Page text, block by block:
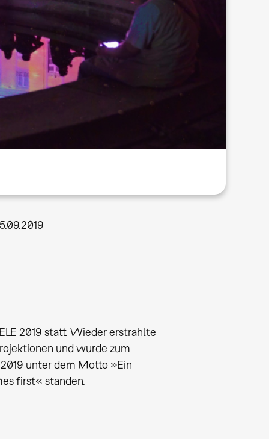
2019 statt. Wieder erstrahlte
und wurde zum
unter dem Motto »Ein
first« standen.